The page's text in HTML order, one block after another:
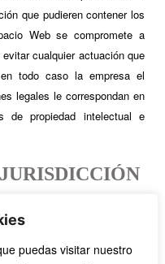
puedas visitar nuestro
que pudieren contener los
Web se compromete a
cualquier actuación que
en todo caso la empresa el
legales le correspondan en
de propiedad intelectual e
o cuestiones
o de las actividades en él
española, a la que se